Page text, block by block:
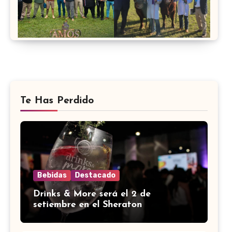
Te Has Perdido
Bebidas Destacado
Drinks & More será el 2 de
setiembre en el Sheraton